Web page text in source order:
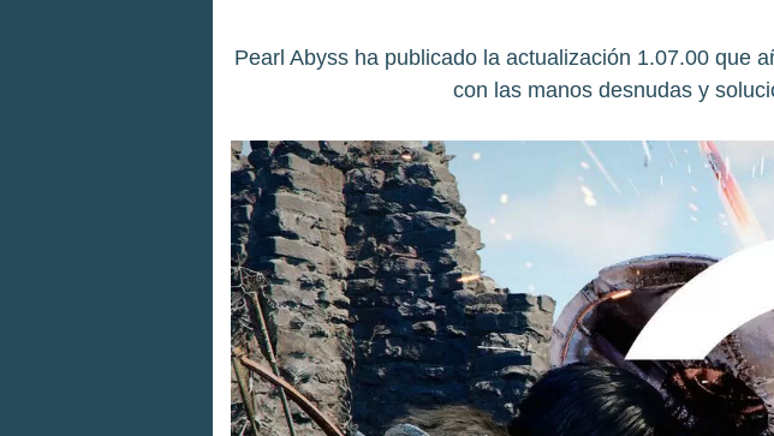
Pearl Abyss ha publicado la actualización 1.07.00 que
con las manos desnudas y